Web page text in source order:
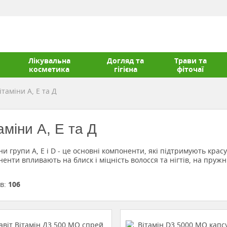
Лікувальна
косметика
Догляд та
гігієна
Трави та
фіточаї
А, Е та Д
А, Е та Д
групи А, Е і D - це основні компоненти, які підтримують
впливають на блиск і міцність волосся та нігтів, на
106